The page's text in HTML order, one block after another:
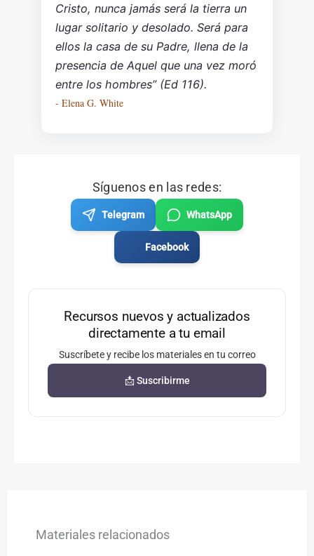
Cristo, nunca jamás será la tierra un
lugar solitario y desolado. Será para
ellos la casa de su Padre, llena de la
presencia de Aquel que una vez moró
entre los hombres” (Ed 116).
- Elena G. White
Síguenos en las redes:
Telegram WhatsApp
Facebook
Recursos nuevos y actualizados
directamente a tu email
Suscríbete y recibe los materiales en tu correo
📩 Suscribirme
Materiales relacionados